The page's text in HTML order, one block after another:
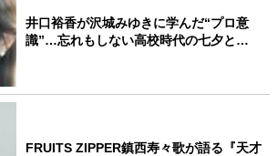
井口裕香が沢城みゆきに学んだ“プロ意
識”…忘れもしない高校時代の七夕と…
FRUITS ZIPPER鎮西寿々歌が語る『天才